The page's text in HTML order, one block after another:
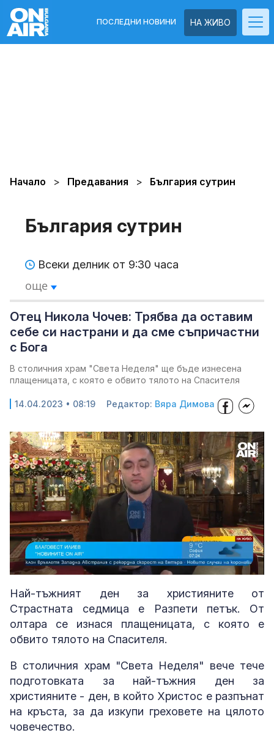
НА ЖИВО
ПОСЛЕДНИ НОВИНИ
Начало Предавания България сутрин
България сутрин
Всеки делник от 9:30 часа
още
Отец Никола Чочев: Трябва да оставим
себе си настрани и да сме съпричастни
с Бога
В столичния храм "Света Неделя" ще бъде изнесена
плащеницата, с която е обвито тялото на Спасителя
14.04.2023 • 08:19 Редактор: Вяра Димова
Unmute Loaded:
11.76%
Най-тъжният ден за християните от
Страстната седмица е Разпети петък. От
олтара се изнася плащеницата, с която е
обвито тялото на Спасителя.
В столичния храм "Света Неделя" вече тече
подготовката за най-тъжния ден за
християните - ден, в който Христос е разпънат
на кръста, за да изкупи греховете на цялото
човечество.